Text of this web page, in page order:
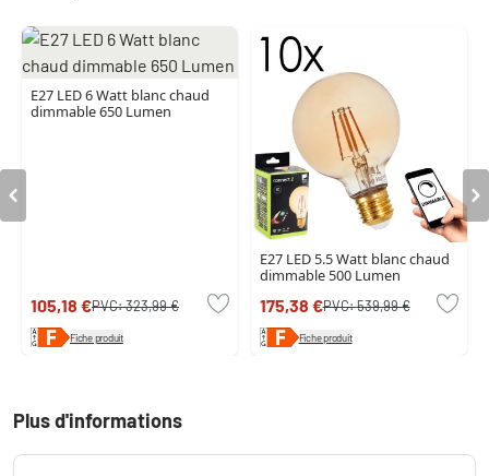
E27 LED 6 Watt blanc chaud
dimmable 650 Lumen
105,18 €PVC:323,99 €
Fiche produit
E27 LED 5.5 Watt blanc chaud
dimmable 500 Lumen
175,38 €PVC:539,99 €
Fiche produit
Plus d'informations